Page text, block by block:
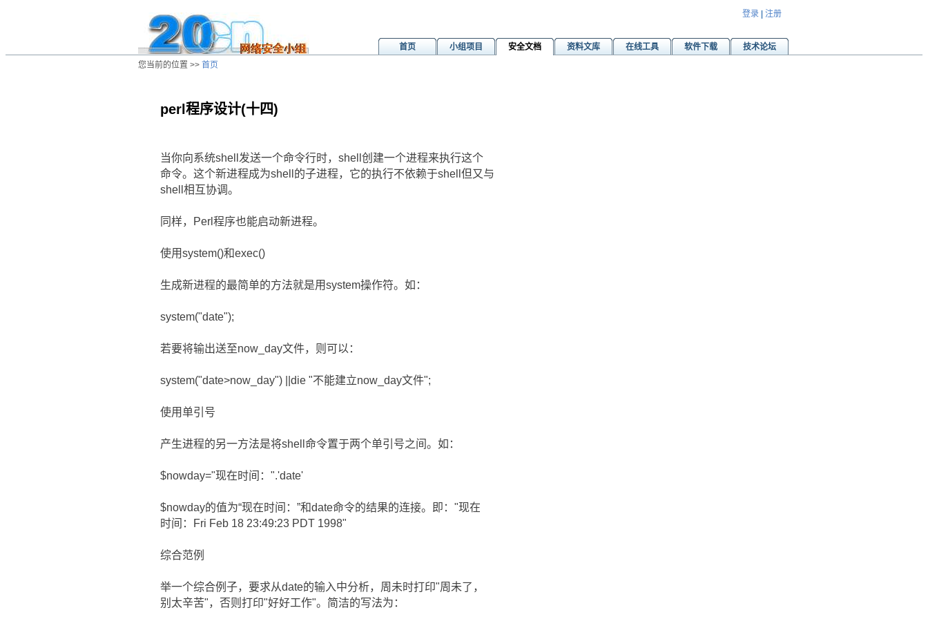
登录 注册
首页 小组项目 安全文档 资料文库 在线工具 软件下载
技术论坛
您当前的位置 >> 首页
perl程序设计(十四)
当你向系统shell发送一个命令行时，shell创建一个进程来执行这个
命令。这个新进程成为shell的子进程，它的执行不依赖于shell但又与
shell相互协调。
同样，Perl程序也能启动新进程。
使用system()和exec()
生成新进程的最简单的方法就是用system操作符。如：
system("date");
若要将输出送至now_day文件，则可以：
system("date>now_day") ||die "不能建立now_day文件";
使用单引号
产生进程的另一方法是将shell命令置于两个单引号之间。如：
$nowday="现在时间：".'date'
$nowday的值为“现在时间：”和date命令的结果的连接。即："现在
时间：Fri Feb 18 23:49:23 PDT 1998"
综合范例
举一个综合例子，要求从date的输入中分析，周未时打印"周未了，
别太辛苦"，否则打印"好好工作"。简洁的写法为：